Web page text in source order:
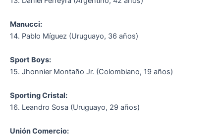
Manucci:
14. Pablo Míguez (Uruguayo, 36 años)
Sport Boys:
15. Jhonnier Montaño Jr. (Colombiano, 19 años)
Sporting Cristal:
16. Leandro Sosa (Uruguayo, 29 años)
Unión Comercio: